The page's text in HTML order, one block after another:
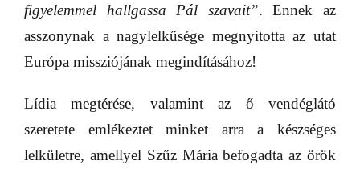
figyelemmel hallgassa Pál szavait”. Ennek az
asszonynak a nagylelkűsége megnyitotta az utat
Európa missziójának megindításához!
Lídia megtérése, valamint az ő vendéglátó
szeretete emlékeztet minket arra a készséges
lelkületre, amellyel Szűz Mária befogadta az örök